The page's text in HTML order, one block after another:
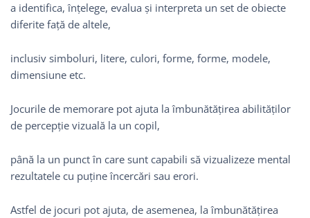
a identifica, înțelege, evalua și interpreta un set de obiecte
diferite față de altele,
inclusiv simboluri, litere, culori, forme, forme, modele,
dimensiune etc.
Jocurile de memorare pot ajuta la îmbunătățirea abilităților
de percepție vizuală la un copil,
până la un punct în care sunt capabili să vizualizeze mental
rezultatele cu puține încercări sau erori.
Astfel de jocuri pot ajuta, de asemenea, la îmbunătățirea